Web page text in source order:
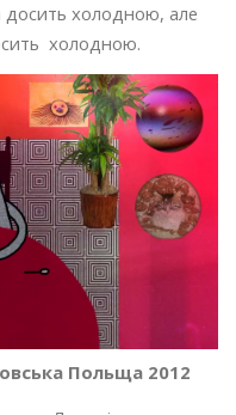
досить холодною, але
холодною.
Польща 2012